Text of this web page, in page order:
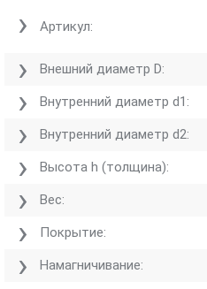
Артикул:
Внешний диаметр D:
Внутренний диаметр d1:
Внутренний диаметр d2:
Высота h (толщина):
Вес:
Покрытие:
Намагничивание: